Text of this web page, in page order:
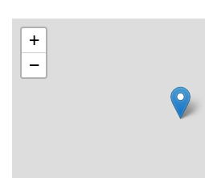
+
−